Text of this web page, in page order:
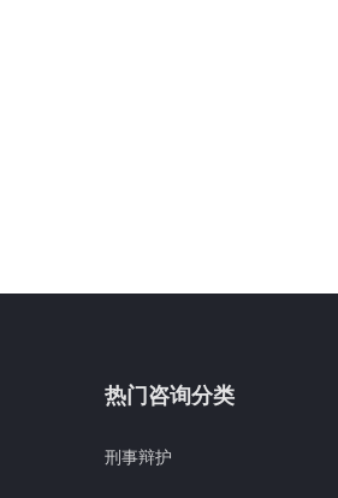
热门咨询分类
刑事辩护